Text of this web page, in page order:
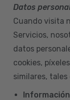
Datos
Cuando visita
Servicios,
datos
cookies,
similares, tales